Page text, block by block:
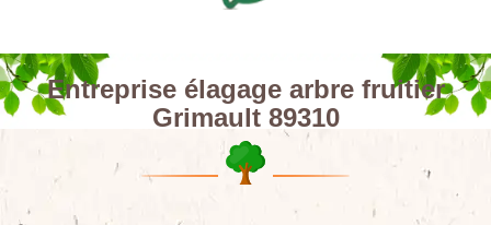
Entreprise élagage arbre fruitier
Grimault 89310